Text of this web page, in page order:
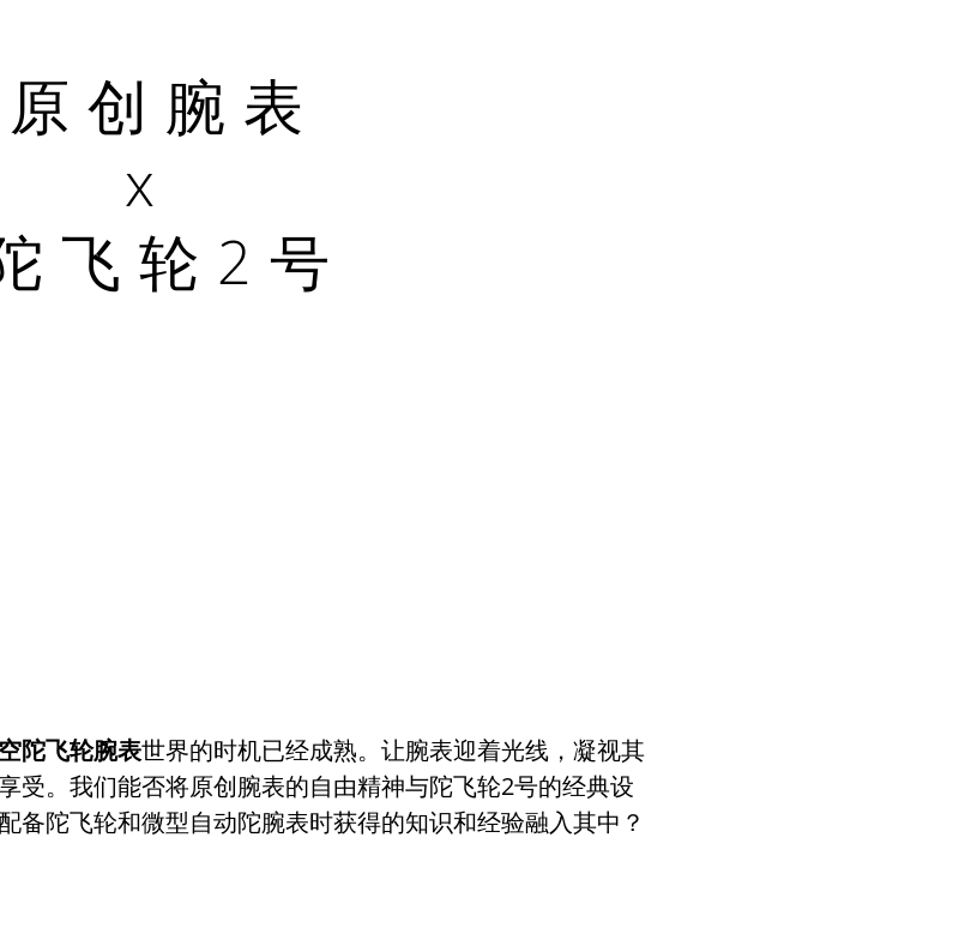
原创腕表
x
飞轮2号
陀飞轮腕表世界的时机已经成熟。让腕表迎着光线，凝视其
受。我们能否将原创腕表的自由精神与陀飞轮2号的经典设
备陀飞轮和微型自动陀腕表时获得的知识和经验融入其中？